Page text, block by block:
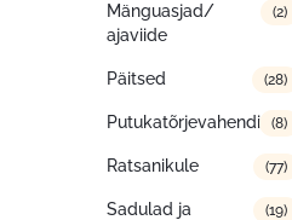
Mänguasjad/
ajaviide
(2)
Päitsed (28)
Putukatõrjevahendid (8)
Ratsanikule (77)
Sadulad ja
(19)